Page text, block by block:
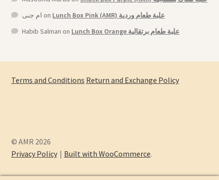
ام جنى on
Lunch Box Pink (AMR) علبة طعام وردية
Habib Salman on Lunch Box Orange علبة طعام برتقالية
Terms and Conditions Return and Exchange Policy
© AMR 2026
Privacy Policy
Built with WooCommerce.